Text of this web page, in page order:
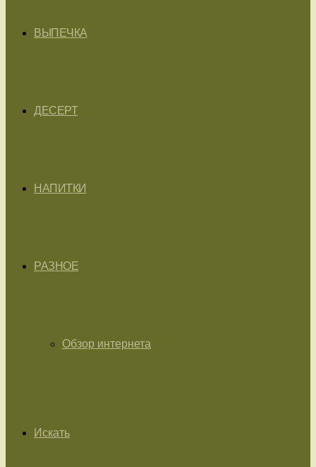
ВЫПЕЧКА
ДЕСЕРТ
НАПИТКИ
РАЗНОЕ
Обзор интернета
Искать